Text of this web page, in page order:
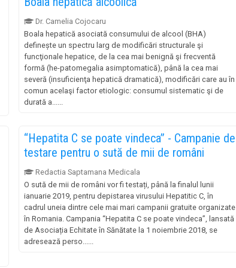
Dr. Camelia Cojocaru
Boala hepatică asociată consumului de alcool (BHA)
definește un spectru larg de modificări structurale şi
funcţionale hepatice, de la cea mai benignă şi frecventă
formă (he-patomegalia asimptomatică), până la cea mai
severă (insuficienţa hepatică dramatică), modificări care au în
comun acelaşi factor etiologic: consumul sistematic şi de
durată a......
“Hepatita C se poate vindeca” - Campanie de
testare pentru o sută de mii de români
Redactia Saptamana Medicala
O sută de mii de români vor fi testați, până la finalul lunii
ianuarie 2019, pentru depistarea virusului Hepatitic C, în
cadrul uneia dintre cele mai mari campanii gratuite organizate
în Romania. Campania “Hepatita C se poate vindeca”, lansată
de Asociația Echitate în Sănătate la 1 noiembrie 2018, se
adresează perso......